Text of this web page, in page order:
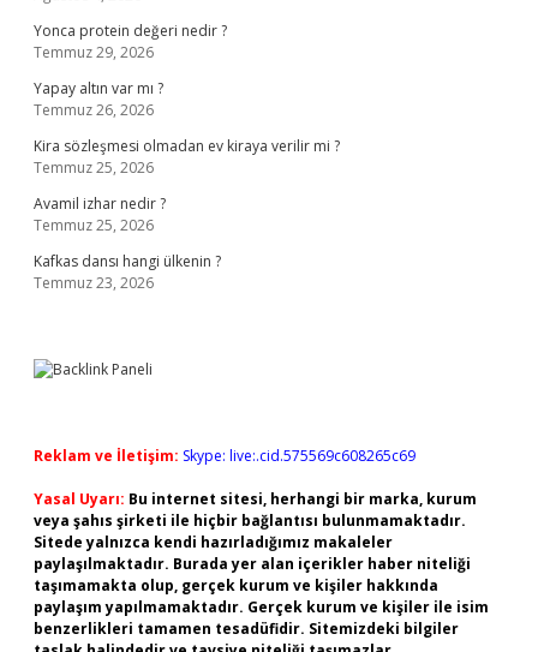
Yonca protein değeri nedir ?
Temmuz 29, 2026
Yapay altın var mı ?
Temmuz 26, 2026
Kira sözleşmesi olmadan ev kiraya verilir mi ?
Temmuz 25, 2026
Avamil izhar nedir ?
Temmuz 25, 2026
Kafkas dansı hangi ülkenin ?
Temmuz 23, 2026
Reklam ve İletişim: Skype: live:.cid.575569c608265c69
Yasal Uyarı: Bu internet sitesi, herhangi bir marka, kurum
veya şahıs şirketi ile hiçbir bağlantısı bulunmamaktadır.
Sitede yalnızca kendi hazırladığımız makaleler
paylaşılmaktadır. Burada yer alan içerikler haber niteliği
taşımamakta olup, gerçek kurum ve kişiler hakkında
paylaşım yapılmamaktadır. Gerçek kurum ve kişiler ile isim
benzerlikleri tamamen tesadüfidir. Sitemizdeki bilgiler